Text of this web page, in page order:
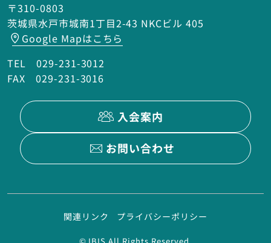
〒310-0803
茨城県水戸市城南1丁目2-43 NKCビル 405
Google Mapはこちら
TEL 029-231-3012
FAX 029-231-3016
入会案内
お問い合わせ
関連リンク プライバシーポリシー